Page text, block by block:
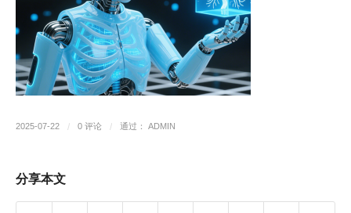
2025-07-22 / 0 评论 / 通过： ADMIN
分享本文